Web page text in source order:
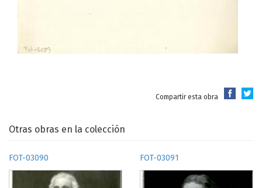
Compartir esta obra
Otras obras en la colección
FOT-03090 FOT-03091